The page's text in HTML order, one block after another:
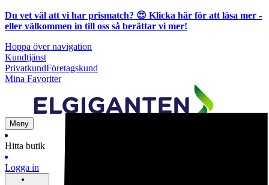
Du vet väl att vi har prismatch? 😍 Klicka här för att läsa mer -
eller välkommen in till oss så berättar vi mer!
Hoppa över navigation
Kundtjänst
PrivatkundFöretagskund
Mina Favoriter
Meny
Hitta butik
Logga in